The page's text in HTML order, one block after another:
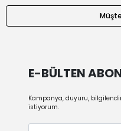
E-BÜLTEN
Kampanya, duyuru,
istiyorum.